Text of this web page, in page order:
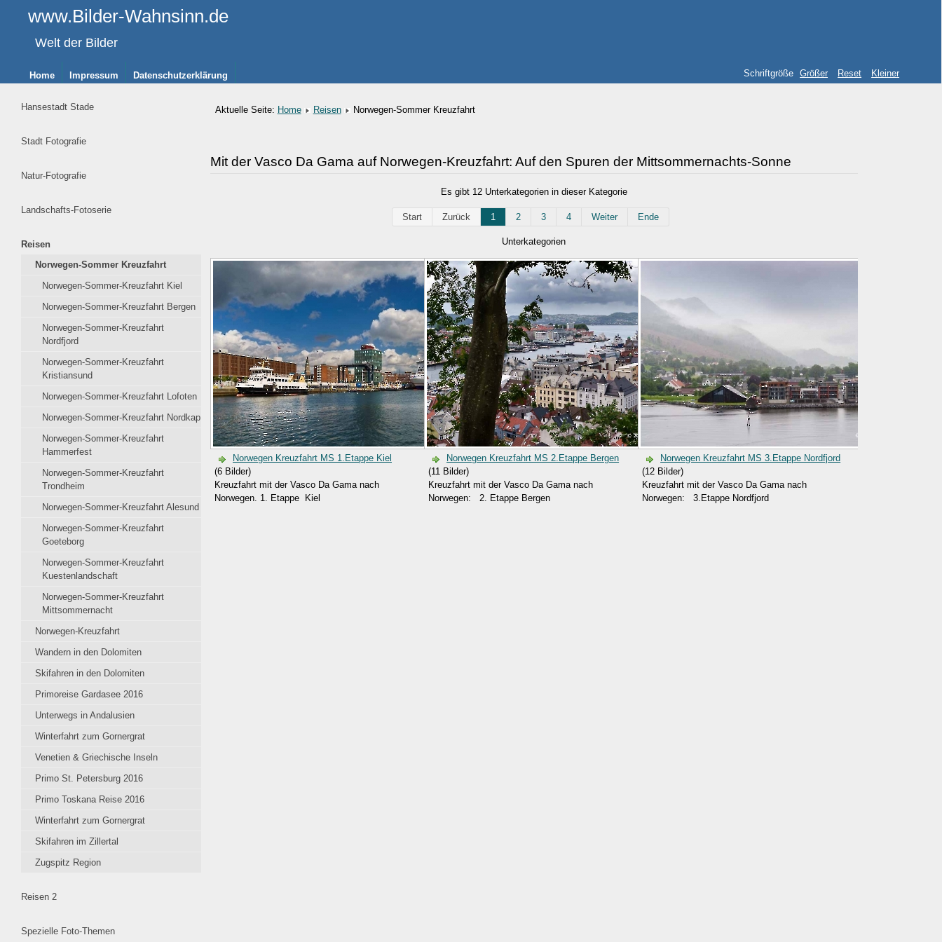
www.Bilder-Wahnsinn.de
Welt der Bilder
Schriftgröße Größer Reset Kleiner
Home Impressum Datenschutzerklärung
Hansestadt Stade
Stadt Fotografie
Natur-Fotografie
Landschafts-Fotoserie
Reisen
Norwegen-Sommer Kreuzfahrt
Norwegen-Sommer-Kreuzfahrt Kiel
Norwegen-Sommer-Kreuzfahrt Bergen
Norwegen-Sommer-Kreuzfahrt
Nordfjord
Norwegen-Sommer-Kreuzfahrt
Kristiansund
Norwegen-Sommer-Kreuzfahrt Lofoten
Norwegen-Sommer-Kreuzfahrt Nordkap
Norwegen-Sommer-Kreuzfahrt
Hammerfest
Norwegen-Sommer-Kreuzfahrt
Trondheim
Norwegen-Sommer-Kreuzfahrt Alesund
Norwegen-Sommer-Kreuzfahrt
Goeteborg
Norwegen-Sommer-Kreuzfahrt
Kuestenlandschaft
Norwegen-Sommer-Kreuzfahrt
Mittsommernacht
Norwegen-Kreuzfahrt
Wandern in den Dolomiten
Skifahren in den Dolomiten
Primoreise Gardasee 2016
Unterwegs in Andalusien
Winterfahrt zum Gornergrat
Venetien & Griechische Inseln
Primo St. Petersburg 2016
Primo Toskana Reise 2016
Winterfahrt zum Gornergrat
Skifahren im Zillertal
Zugspitz Region
Reisen 2
Spezielle Foto-Themen
Aktuelle Seite: Home Reisen Norwegen-Sommer Kreuzfahrt
Mit der Vasco Da Gama auf Norwegen-Kreuzfahrt: Auf den Spuren der Mittsommernachts-Sonne
Es gibt 12 Unterkategorien in dieser Kategorie
Start Zurück 1 2 3 4 Weiter Ende
Unterkategorien
Norwegen Kreuzfahrt MS 1.Etappe Kiel
(6 Bilder)
Kreuzfahrt mit der Vasco Da Gama nach
Norwegen. 1. Etappe Kiel
Norwegen Kreuzfahrt MS 2.Etappe Bergen
(11 Bilder)
Kreuzfahrt mit der Vasco Da Gama nach
Norwegen: 2. Etappe Bergen
Norwegen Kreuzfahrt MS 3.Etappe Nordfjord
(12 Bilder)
Kreuzfahrt mit der Vasco Da Gama nach
Norwegen: 3.Etappe Nordfjord